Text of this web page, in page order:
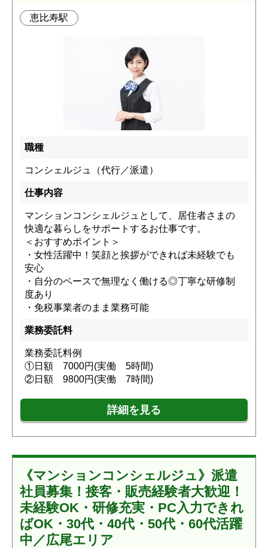
恵比寿駅
職種
コンシェルジュ（代行／派遣）
仕事内容
マンションコンシェルジュとして、居住者さまの
快適な暮らしをサポートするお仕事です。
＜おすすめポイント＞
・女性活躍中！笑顔と挨拶ができれば未経験でも
安心
・自分のペースで無理なく働ける◎丁寧な研修制
度あり
・免税事業者のまま業務可能
業務委託料
業務委託料例
①日額 7000円(実働 5時間)
②日額 9800円(実働 7時間)
詳細を見る
《マンションコンシェルジュ》派遣
社員募集！接客・販売経験者大歓迎！
未経験OK・研修充実・PC入力できれ
ばOK・30代・40代・50代・60代活躍
中／広尾エリア